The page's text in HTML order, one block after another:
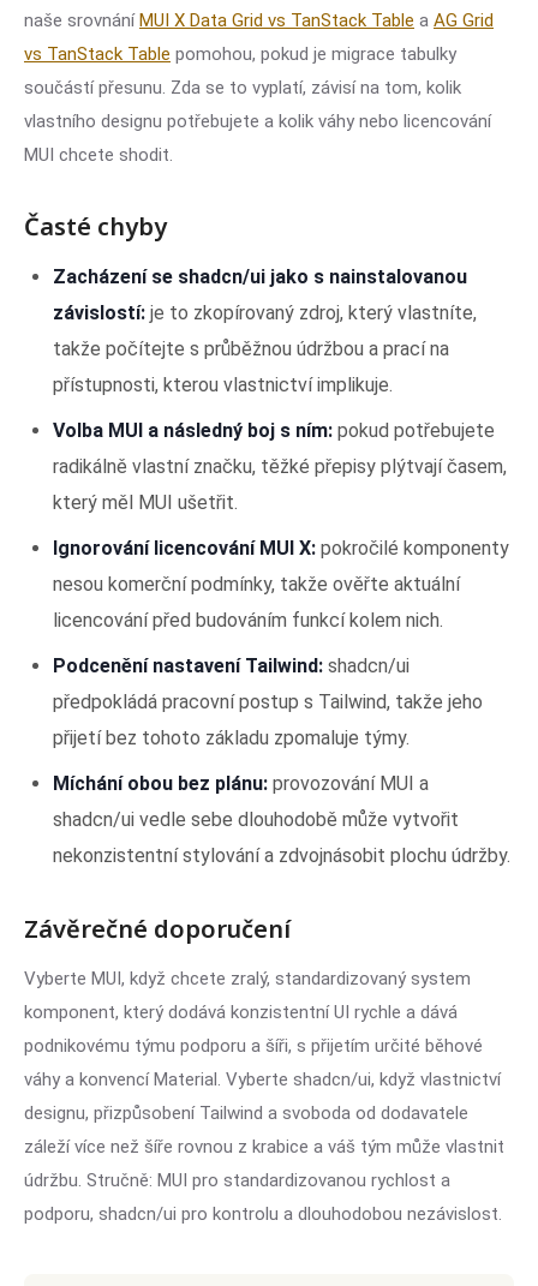
naše srovnání MUI X Data Grid vs TanStack Table a AG Grid
vs TanStack Table pomohou, pokud je migrace tabulky
součástí přesunu. Zda se to vyplatí, závisí na tom, kolik
vlastního designu potřebujete a kolik váhy nebo licencování
MUI chcete shodit.
Časté chyby
Zacházení se shadcn/ui jako s nainstalovanou
závislostí: je to zkopírovaný zdroj, který vlastníte,
takže počítejte s průběžnou údržbou a prací na
přístupnosti, kterou vlastnictví implikuje.
Volba MUI a následný boj s ním: pokud potřebujete
radikálně vlastní značku, těžké přepisy plýtvají časem,
který měl MUI ušetřit.
Ignorování licencování MUI X: pokročilé komponenty
nesou komerční podmínky, takže ověřte aktuální
licencování před budováním funkcí kolem nich.
Podcenění nastavení Tailwind: shadcn/ui
předpokládá pracovní postup s Tailwind, takže jeho
přijetí bez tohoto základu zpomaluje týmy.
Míchání obou bez plánu: provozování MUI a
shadcn/ui vedle sebe dlouhodobě může vytvořit
nekonzistentní stylování a zdvojnásobit plochu údržby.
Závěrečné doporučení
Vyberte MUI, když chcete zralý, standardizovaný system
komponent, který dodává konzistentní UI rychle a dává
podnikovému týmu podporu a šíři, s přijetím určité běhové
váhy a konvencí Material. Vyberte shadcn/ui, když vlastnictví
designu, přizpůsobení Tailwind a svoboda od dodavatele
záleží více než šíře rovnou z krabice a váš tým může vlastnit
údržbu. Stručně: MUI pro standardizovanou rychlost a
podporu, shadcn/ui pro kontrolu a dlouhodobou nezávislost.